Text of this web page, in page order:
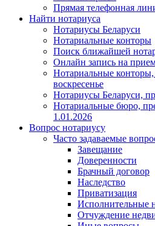
Прямая телефонная
Найти нотариуса
Нотариусы Беларуси
Нотариальные конторы
Поиск ближайшей
Онлайн запись на
Нотариальные
воскресенье
Нотариусы Беларуси,
Нотариальные бюро,
1.01.2026
Вопрос нотариусу
Часто задаваемые
Завещание
Доверенности
Брачный договор
Наследство
Приватизация
Исполнительные
Отчуждение